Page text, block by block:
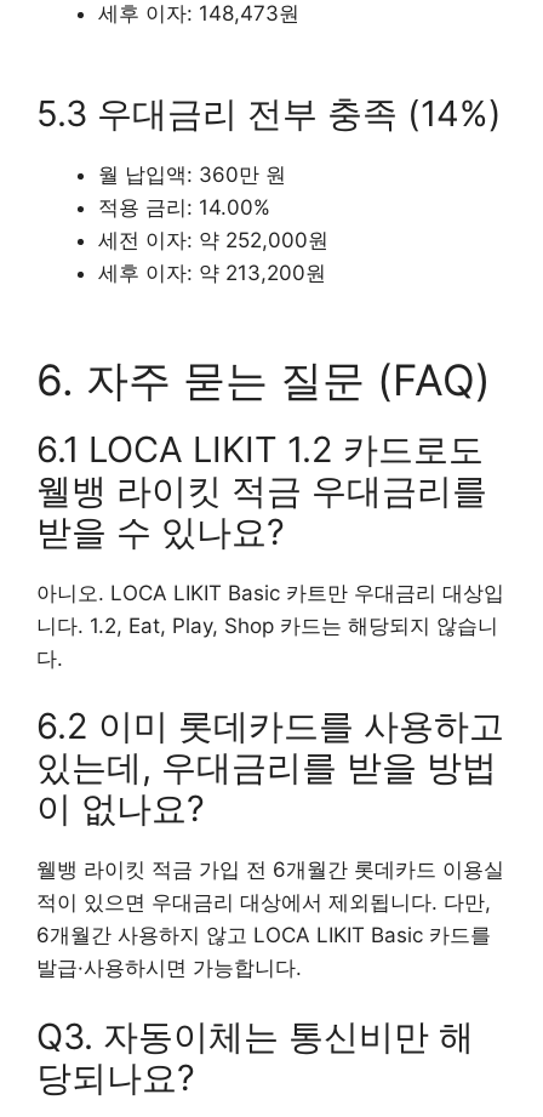
세후 이자: 148,473원
5.3 우대금리 전부 충족 (14%)
월 납입액: 360만 원
적용 금리: 14.00%
세전 이자: 약 252,000원
세후 이자: 약 213,200원
6. 자주 묻는 질문 (FAQ)
6.1 LOCA LIKIT 1.2 카드로도
웰뱅 라이킷 적금 우대금리를
받을 수 있나요?
아니오. LOCA LIKIT Basic 카트만 우대금리 대상입
니다. 1.2, Eat, Play, Shop 카드는 해당되지 않습니
다.
6.2 이미 롯데카드를 사용하고
있는데, 우대금리를 받을 방법
이 없나요?
웰뱅 라이킷 적금 가입 전 6개월간 롯데카드 이용실
적이 있으면 우대금리 대상에서 제외됩니다. 다만,
6개월간 사용하지 않고 LOCA LIKIT Basic 카드를
발급·사용하시면 가능합니다.
Q3. 자동이체는 통신비만 해
당되나요?